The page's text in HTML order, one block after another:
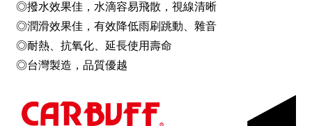
◎撥水效果佳，水滴容易飛散，視線清晰
◎潤滑效果佳，有效降低雨刷跳動、雜音
◎耐熱、抗氧化、延長使用壽命
◎台灣製造，品質優越